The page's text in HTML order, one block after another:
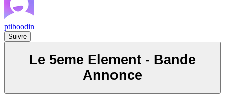
ptiboodin
Suivre
Le 5eme Element - Bande
Annonce